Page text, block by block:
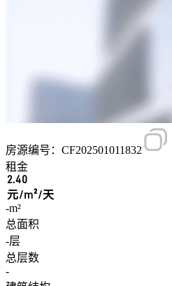
房源编号：CF202501011832
租金
2.40
元/m²/天
-m²
总面积
-层
总层数
-